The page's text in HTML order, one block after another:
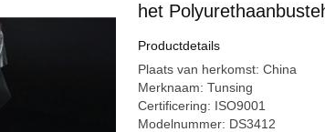
het
Smeltingsblad de
Productdetails
Plaats van herkomst: China
Merknaam: Tunsing
Certificering: ISO9001
Modelnummer: DS3412